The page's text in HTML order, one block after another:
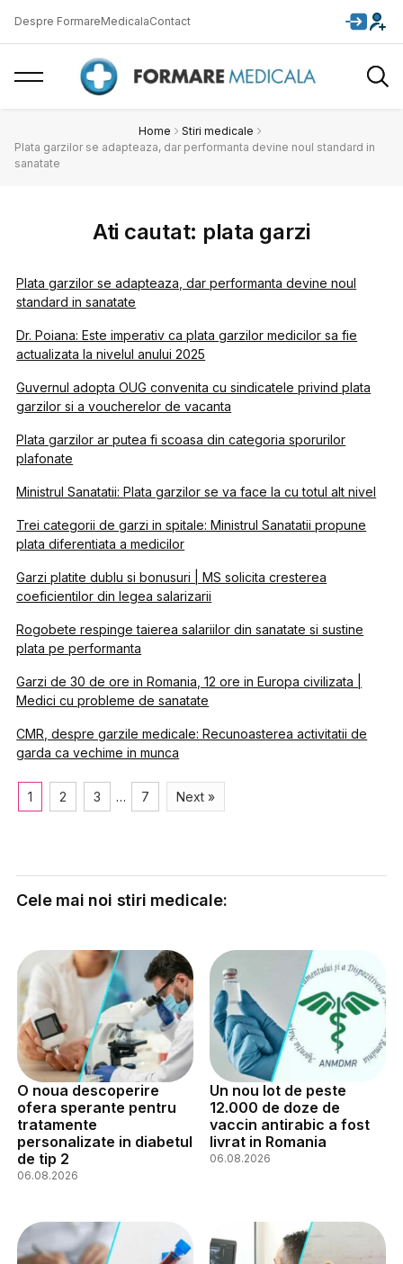
Despre FormareMedicalaContact
Home
Stiri medicale
Plata garzilor se adapteaza, dar performanta devine noul standard in
sanatate
Ati cautat: plata garzi
Plata garzilor se adapteaza, dar performanta devine noul
standard in sanatate
Dr. Poiana: Este imperativ ca plata garzilor medicilor sa fie
actualizata la nivelul anului 2025
Guvernul adopta OUG convenita cu sindicatele privind plata
garzilor si a voucherelor de vacanta
Plata garzilor ar putea fi scoasa din categoria sporurilor
plafonate
Ministrul Sanatatii: Plata garzilor se va face la cu totul alt nivel
Trei categorii de garzi in spitale: Ministrul Sanatatii propune
plata diferentiata a medicilor
Garzi platite dublu si bonusuri | MS solicita cresterea
coeficientilor din legea salarizarii
Rogobete respinge taierea salariilor din sanatate si sustine
plata pe performanta
Garzi de 30 de ore in Romania, 12 ore in Europa civilizata |
Medici cu probleme de sanatate
CMR, despre garzile medicale: Recunoasterea activitatii de
garda ca vechime in munca
1 2 3 … 7 Next »
Cele mai noi stiri medicale:
O noua descoperire
ofera sperante pentru
tratamente
personalizate in diabetul
de tip 2
06.08.2026
Un nou lot de peste
12.000 de doze de
vaccin antirabic a fost
livrat in Romania
06.08.2026